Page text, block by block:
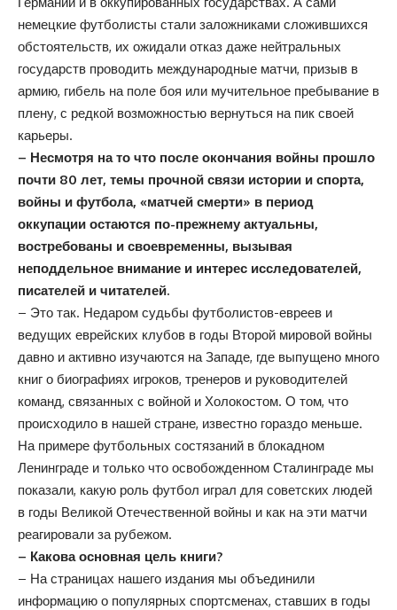
немецкие футболисты стали заложниками сложившихся
обстоятельств, их ожидали отказ даже нейтральных
государств проводить международные матчи, призыв в
армию, гибель на поле боя или мучительное пребывание в
плену, с редкой возможностью вернуться на пик своей
карьеры.
– Несмотря на то что после окончания войны прошло
почти 80 лет, темы прочной связи истории и спорта,
войны и футбола, «матчей смерти» в период
оккупации остаются по-прежнему актуальны,
востребованы и своевременны, вызывая
неподдельное внимание и интерес исследователей,
писателей и читателей.
– Это так. Недаром судьбы футболистов-евреев и
ведущих еврейских клубов в годы Второй мировой войны
давно и активно изучаются на Западе, где выпущено много
книг о биографиях игроков, тренеров и руководителей
команд, связанных с войной и Холокостом. О том, что
происходило в нашей стране, известно гораздо меньше.
На примере футбольных состязаний в блокадном
Ленинграде и только что освобожденном Сталинграде мы
показали, какую роль футбол играл для советских людей
в годы Великой Отечественной войны и как на эти матчи
реагировали за рубежом.
– Какова основная цель книги?
– На страницах нашего издания мы объединили
информацию о популярных спортсменах, ставших в годы